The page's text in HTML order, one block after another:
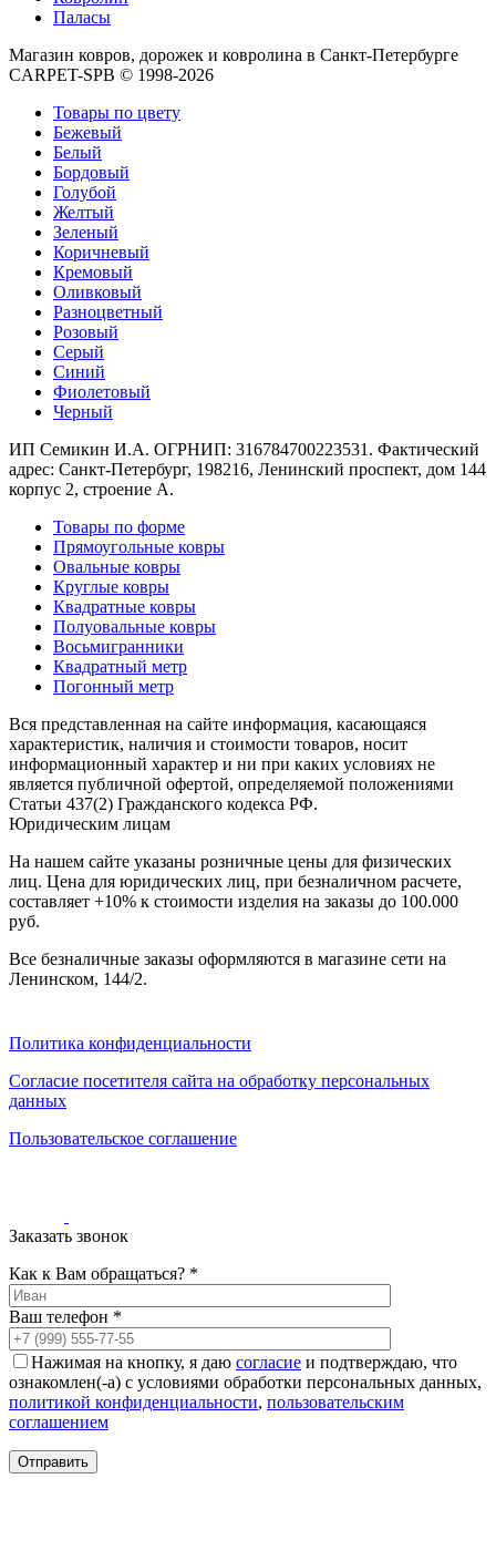
ковры
Полуовальные
ковры
Восьмигранники
Дорожки
Синтетические
ковровые
дорожки
Дорожки
на
резиновой
основе
Ковровые
шерстяные
дорожки
Паласные
дорожки
Кремлевские
дорожки
Ковролин
Ковролин
в
Паласы
Как
выбрать
ковер
Доставка
и
оплата
Наши
работы
+7
812
647-
90-
72
spb.ru
Заказать
звонок
Паласы
Магазин ковров, дорожек и ковролина в Санкт-Петербурге
CARPET-SPB © 1998-2026
Товары по цвету
Бежевый
Белый
Бордовый
Голубой
Желтый
Зеленый
Коричневый
Кремовый
Оливковый
Разноцветный
Розовый
Серый
Синий
Фиолетовый
Черный
ИП Семикин И.А. ОГРНИП: 316784700223531. Фактический
адрес: Санкт-Петербург, 198216, Ленинский проспект, дом 144
корпус 2, строение А.
Товары по форме
Прямоугольные ковры
Овальные ковры
Круглые ковры
Квадратные ковры
Полуовальные ковры
Восьмигранники
Квадратный метр
Погонный метр
Вся представленная на сайте информация, касающаяся
характеристик, наличия и стоимости товаров, носит
информационный характер и ни при каких условиях не
является публичной офертой, определяемой положениями
Статьи 437(2) Гражданского кодекса РФ.
Юридическим лицам
На нашем сайте указаны розничные цены для физических
лиц. Цена для юридических лиц, при безналичном расчете,
составляет +10% к стоимости изделия на заказы до 100.000
руб.
Все безналичные заказы оформляются в магазине сети на
Ленинском, 144/2.
Политика конфиденциальности
Согласие посетителя сайта на обработку персональных
данных
Пользовательское соглашение
Заказать звонок
Как к Вам обращаться? *
Ваш телефон *
Нажимая на кнопку, я даю согласие и подтверждаю, что
ознакомлен(-а) с условиями обработки персональных данных,
политикой конфиденциальности, пользовательским
соглашением